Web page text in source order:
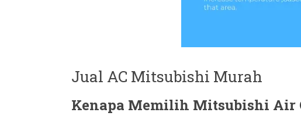
Jual AC Mitsubishi Murah
Kenapa Memilih Mitsubishi Air